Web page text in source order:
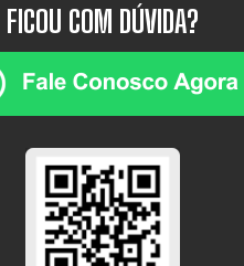
FICOU COM DÚVIDA?